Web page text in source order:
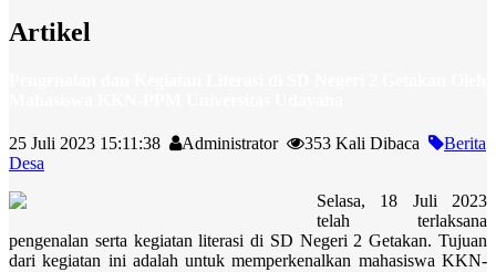
Artikel
25 Juli 2023 15:11:38 Administrator 353 Kali Dibaca
Berita
Desa
Selasa, 18 Juli 2023
telah terlaksana
pengenalan serta kegiatan literasi di SD Negeri 2 Getakan. Tujuan
dari kegiatan ini adalah untuk memperkenalkan mahasiswa KKN-